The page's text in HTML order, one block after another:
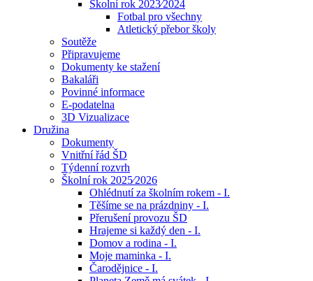
Školní rok 2023⁄2024
Fotbal pro všechny
Atletický přebor školy
Soutěže
Připravujeme
Dokumenty ke stažení
Bakaláři
Povinné informace
E-podatelna
3D Vizualizace
Družina
Dokumenty
Vnitřní řád ŠD
Týdenní rozvrh
Školní rok 2025⁄2026
Ohlédnutí za školním rokem - I.
Těšíme se na prázdniny - I.
Přerušení provozu ŠD
Hrajeme si každý den - I.
Domov a rodina - I.
Moje maminka - I.
Čarodějnice - I.